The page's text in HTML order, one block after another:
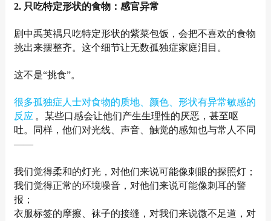
2. 只吃特定形状的食物：感官异常
剧中禹英禑只吃特定形状的紫菜包饭，会把不喜欢的食物
挑出来摆整齐。这个细节让无数孤独症家庭泪目。
这不是“挑食”。
很多孤独症人士对食物的质地、颜色、形状有异常敏感的
反应 。某些口感会让他们产生生理性的厌恶，甚至呕
吐。同样，他们对光线、声音、触觉的感知也与常人不同
——
我们觉得柔和的灯光，对他们来说可能像刺眼的探照灯；
我们觉得正常的环境噪音，对他们来说可能像刺耳的警
报；
衣服标签的摩擦、袜子的接缝，对我们来说微不足道，对